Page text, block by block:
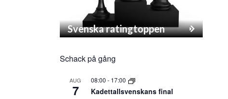
Svenska ratingtoppen
Schack på gång
AUG
7
08:00 - 17:00
Kadettallsvenskans final